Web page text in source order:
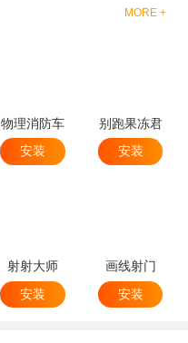
MORE +
物理消防车
安装
别跑果冻君
安装
射射大师
安装
画线射门
安装